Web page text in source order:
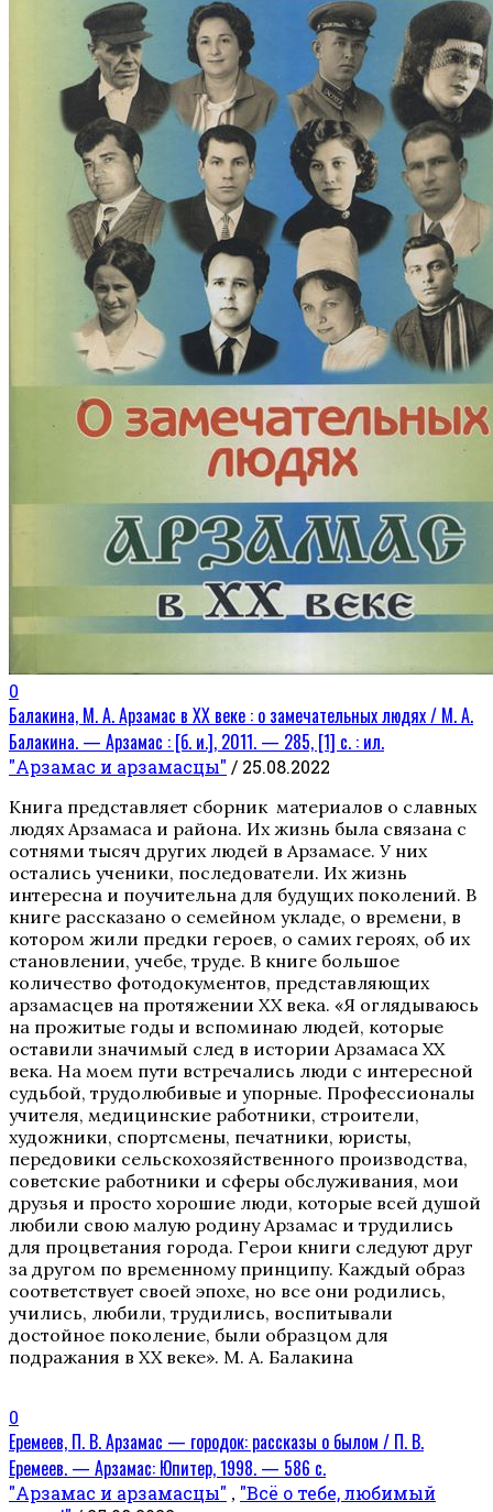
0
Балакина, М. А. Арзамас в XX веке : о замечательных людях / М. А.
Балакина. — Арзамас : [б. и.], 2011. — 285, [1] с. : ил.
"Арзамас и арзамасцы" / 25.08.2022
Книга представляет сборник материалов о славных
людях Арзамаса и района. Их жизнь была связана с
сотнями тысяч других людей в Арзамасе. У них
остались ученики, последователи. Их жизнь
интересна и поучительна для будущих поколений. В
книге рассказано о семейном укладе, о времени, в
котором жили предки героев, о самих героях, об их
становлении, учебе, труде. В книге большое
количество фотодокументов, представляющих
арзамасцев на протяжении XX века. «Я оглядываюсь
на прожитые годы и вспоминаю людей, которые
оставили значимый след в истории Арзамаса ХХ
века. На моем пути встречались люди с интересной
судьбой, трудолюбивые и упорные. Профессионалы
учителя, медицинские работники, строители,
художники, спортсмены, печатники, юристы,
передовики сельскохозяйственного производства,
советские работники и сферы обслуживания, мои
друзья и просто хорошие люди, которые всей душой
любили свою малую родину Арзамас и трудились
для процветания города. Герои книги следуют друг
за другом по временному принципу. Каждый образ
соответствует своей эпохе, но все они родились,
учились, любили, трудились, воспитывали
достойное поколение, были образцом для
подражания в XX веке». М. А. Балакина
0
Еремеев, П. В. Арзамас — городок: рассказы о былом / П. В.
Еремеев. — Арзамас: Юпитер, 1998. — 586 с.
"Арзамас и арзамасцы" , "Всё о тебе, любимый